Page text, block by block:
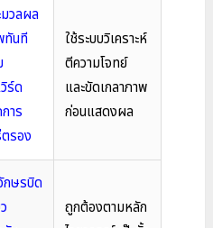
วลผล
ทันที
ร์ด
าร
รอง
ใช้ระบบวิเคราะห์
ตีความโจทย์
และขัดเกลาภาพ
ก่อนแสดงผล
กษรบิด
ถูกต้องตามหลัก